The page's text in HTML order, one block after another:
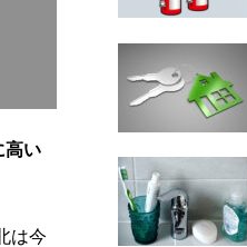
高い
は今